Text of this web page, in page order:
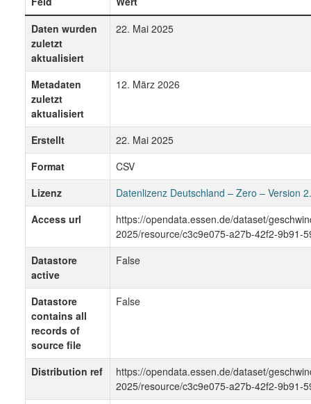
Daten wurden
zuletzt
aktualisiert
22. Mai 2025
Metadaten
zuletzt
aktualisiert
12. März 2026
Erstellt
22. Mai 2025
Format
CSV
Lizenz
Datenlizenz Deutschland – Zero – Version
Access url
https://opendata.essen.de/dataset/
2025/resource/c3c9e075-a27b-42f2-9b91-
Datastore
active
False
Datastore
contains all
records of
source file
False
Distribution ref
https://opendata.essen.de/dataset/
2025/resource/c3c9e075-a27b-42f2-9b91-